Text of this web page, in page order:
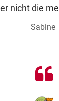
nicht die
Sabine